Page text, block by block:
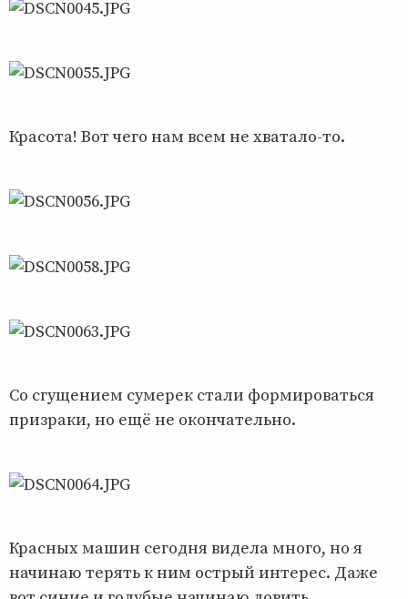
Красота! Вот чего нам всем не хватало-то.
Со сгущением сумерек стали формироваться
призраки, но ещё не окончательно.
Красных машин сегодня видела много, но я
начинаю терять к ним острый интерес. Даже